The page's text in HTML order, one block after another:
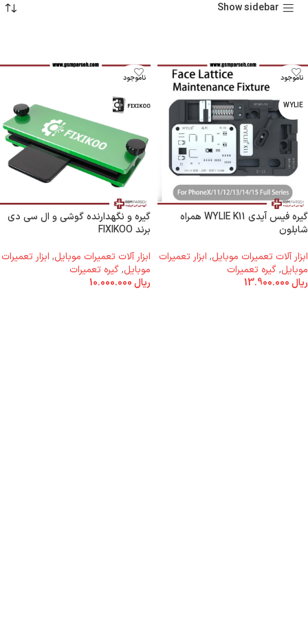
Show sidebar
ناموجود
WYLIE
گیره فیس آیدی WYLIE K11 همراه
شابلون
ابزار آلات تعمیرات موبایل, ابزار تعمیرات
موبایل,گیره تعمیرات
ریال
ناموجود
گیره و نگهدارنده گوشی و ال سی دی
برند FIXIKOO
ابزار آلات تعمیرات موبایل, ابزار تعمیرات
موبایل,گیره تعمیرات
ریال